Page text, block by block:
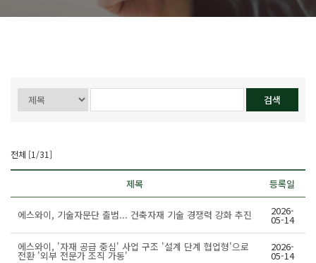
전체 [1/31]
제목 등록일
에스와이, 기술자문단 출범... 건축자재 기술 경쟁력 강화 추진 2026-
05-14
에스와이, '자재 공급 중심' 사업 구조 '설계 단계 협업형'으로
전환 '외부 전문가 조직 가동'
2026-
05-14